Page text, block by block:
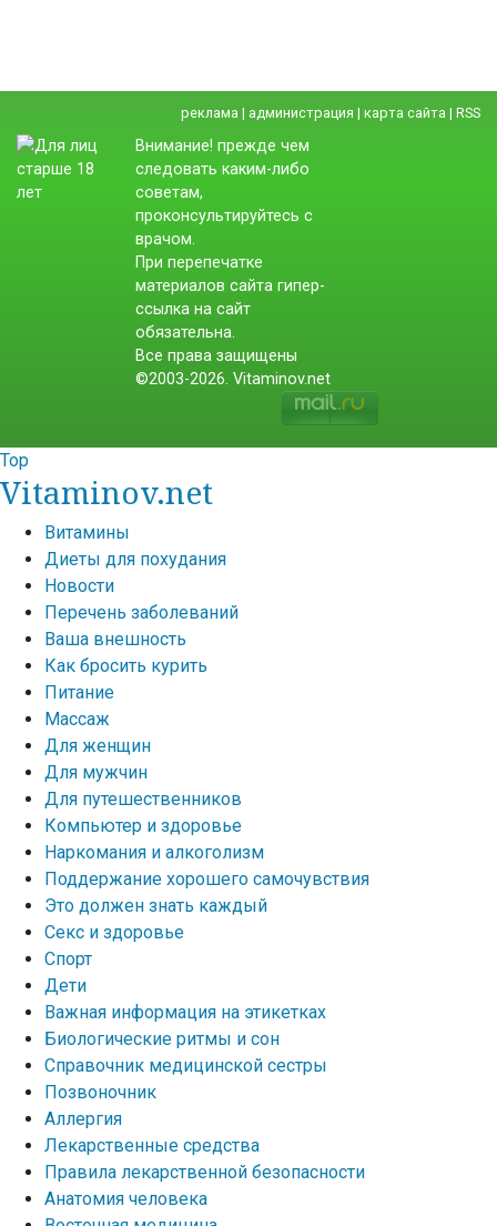
реклама | администрация | карта сайта | RSS
Внимание! прежде чем
следовать каким-либо
советам,
проконсультируйтесь с
врачом.
При перепечатке
материалов сайта гипер-
ссылка на сайт
обязательна.
Все права защищены
©2003-2026. Vitaminov.net
Top
Vitaminov.net
Витамины
Диеты для похудания
Новости
Перечень заболеваний
Ваша внешность
Как бросить курить
Питание
Массаж
Для женщин
Для мужчин
Для путешественников
Компьютер и здоровье
Наркомания и алкоголизм
Поддержание хорошего самочувствия
Это должен знать каждый
Секс и здоровье
Спорт
Дети
Важная информация на этикетках
Биологические ритмы и сон
Справочник медицинской сестры
Позвоночник
Аллергия
Лекарственные средства
Правила лекарственной безопасности
Aнатомия человека